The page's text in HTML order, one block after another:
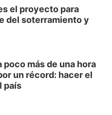
el proyecto para
del soterramiento y
poco más de una hora
un récord: hacer el
país